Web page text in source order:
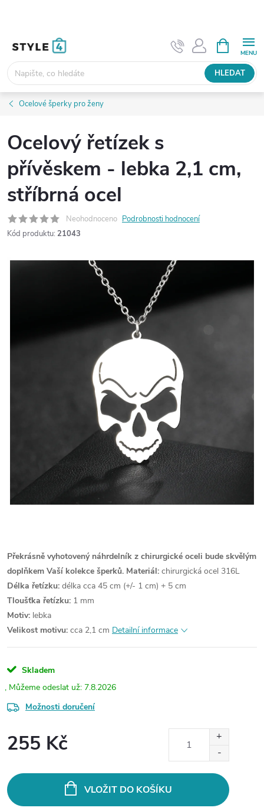
HLEDAT
NÁKUPNÍ
KOŠÍK
Ocelové šperky pro ženy
Ocelový řetízek s
přívěskem - lebka 2,1 cm,
stříbrná ocel
Neohodnoceno Podrobnosti hodnocení
Kód produktu: 21043
Překrásně vyhotovený náhrdelník z chirurgické oceli bude skvělým
doplňkem Vaší kolekce šperků. Materiál: chirurgická ocel 316L
Délka řetízku: délka cca 45 cm (+/- 1 cm) + 5 cm
Tloušťka řetízku: 1 mm
Motiv: lebka
Velikost motivu: cca 2,1 cm Detailní informace
Skladem
7.8.2026
Možnosti doručení
255 Kč
VLOŽIT DO KOŠÍKU